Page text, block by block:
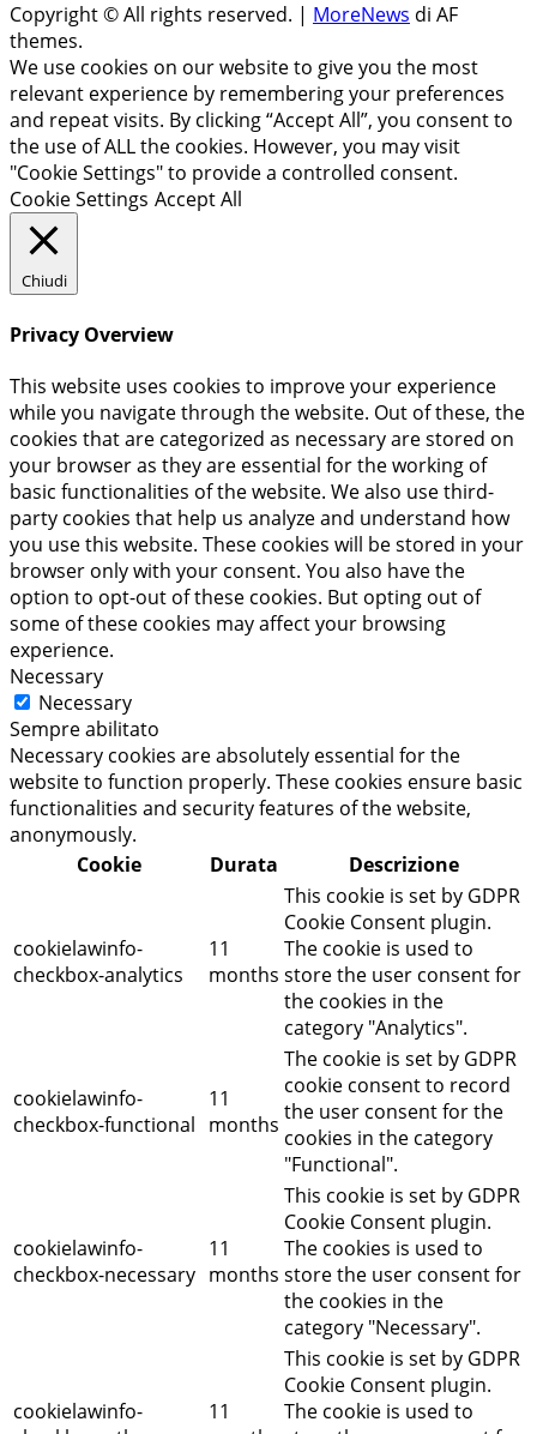
Copyright © All rights reserved. | MoreNews di AF
themes.
We use cookies on our website to give you the most
relevant experience by remembering your preferences
and repeat visits. By clicking “Accept All”, you consent to
the use of ALL the cookies. However, you may visit
"Cookie Settings" to provide a controlled consent.
Cookie Settings Accept All
Chiudi
Privacy Overview
This website uses cookies to improve your experience
while you navigate through the website. Out of these, the
cookies that are categorized as necessary are stored on
your browser as they are essential for the working of
basic functionalities of the website. We also use third-
party cookies that help us analyze and understand how
you use this website. These cookies will be stored in your
browser only with your consent. You also have the
option to opt-out of these cookies. But opting out of
some of these cookies may affect your browsing
experience.
Necessary
Necessary
Sempre abilitato
Necessary cookies are absolutely essential for the
website to function properly. These cookies ensure basic
functionalities and security features of the website,
anonymously.
Cookie
Durata Descrizione
cookielawinfo-
checkbox-analytics
11
months
This cookie is set by GDPR
Cookie Consent plugin.
The cookie is used to
store the user consent for
the cookies in the
category "Analytics".
cookielawinfo-
checkbox-functional
11
months
The cookie is set by GDPR
cookie consent to record
the user consent for the
cookies in the category
"Functional".
cookielawinfo-
checkbox-necessary
11
months
This cookie is set by GDPR
Cookie Consent plugin.
The cookies is used to
store the user consent for
the cookies in the
category "Necessary".
cookielawinfo-
11
This cookie is set by GDPR
Cookie Consent plugin.
The cookie is used to